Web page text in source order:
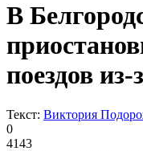
В
поездов
Текст: Виктория
0
4143